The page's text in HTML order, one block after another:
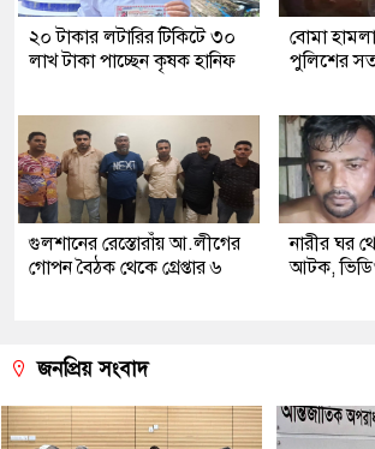
২০ টাকার লটারির টিকিটে ৩০
লাখ টাকা পাচ্ছেন কৃষক হানিফ
বোমা
পুলিশের
গুলশানের রেস্তোরাঁয় আ.লীগের
গোপন বৈঠক থেকে গ্রেপ্তার ৬
নারীর ঘর
আটক,
জনপ্রিয় সংবাদ